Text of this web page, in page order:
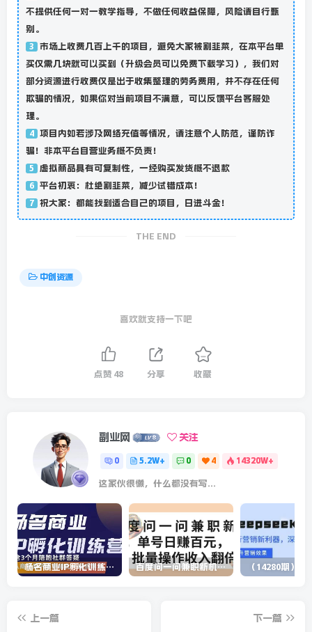
不提供任何一对一教学指导，不做任何收益保障，风险请自行甄
别。
3
市场上收费几百上千的项目，避免大家被割韭菜，在本平台单
买仅需几块就可以买到（升级会员可以免费下载学习），我们对
部分资源进行收费仅是出于收集整理的劳务费用，并不存在任何
欺骗的情况，如果你对当前项目不满意，可以反馈平台客服处
理。
4
项目内如若涉及网络充值等情况，请注意个人防范，谨防诈
骗！非本平台自营业务概不负责！
5 虚拟商品具有可复制性，一经购买发货概不退款
6 平台初衷：杜绝割韭菜，减少试错成本！
7 祝大家：都能找到适合自己的项目，日进斗金！
THE END
中创资源
喜欢就支持一下吧
点赞 48 分享 收藏
副业网 关注
0 5.2W+ 0 4 14320W+
这家伙很懒，什么都没有写...
杨名商业IP孵化训练营，从商业到内容到转化一站式学 价值5980元 百度问一问兼职新机遇，单号日赚百元，批量操作收入翻倍
上一篇 下一篇